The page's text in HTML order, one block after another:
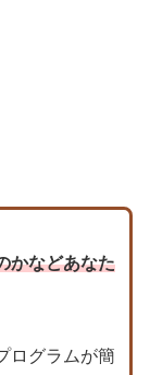
かなどあなた
ログラムが簡